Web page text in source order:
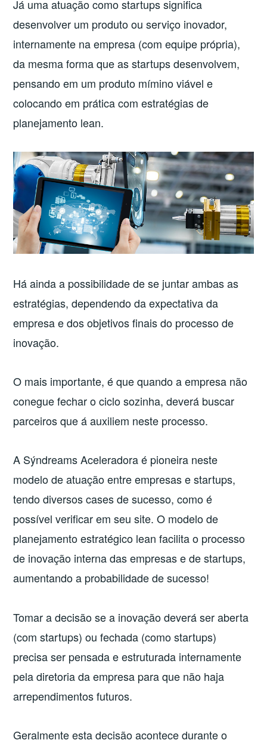
Já uma atuação como startups significa
desenvolver um produto ou serviço inovador,
internamente na empresa (com equipe própria),
da mesma forma que as startups desenvolvem,
pensando em um produto mímino viável e
colocando em prática com estratégias de
planejamento lean.
Há ainda a possibilidade de se juntar ambas as
estratégias, dependendo da expectativa da
empresa e dos objetivos finais do processo de
inovação.
O mais importante, é que quando a empresa não
conegue fechar o ciclo sozinha, deverá buscar
parceiros que á auxiliem neste processo.
A Sýndreams Aceleradora é pioneira neste
modelo de atuação entre empresas e startups,
tendo diversos cases de sucesso, como é
possível verificar em seu site. O modelo de
planejamento estratégico lean facilita o processo
de inovação interna das empresas e de startups,
aumentando a probabilidade de sucesso!
Tomar a decisão se a inovação deverá ser aberta
(com startups) ou fechada (como startups)
precisa ser pensada e estruturada internamente
pela diretoria da empresa para que não haja
arrependimentos futuros.
Geralmente esta decisão acontece durante o